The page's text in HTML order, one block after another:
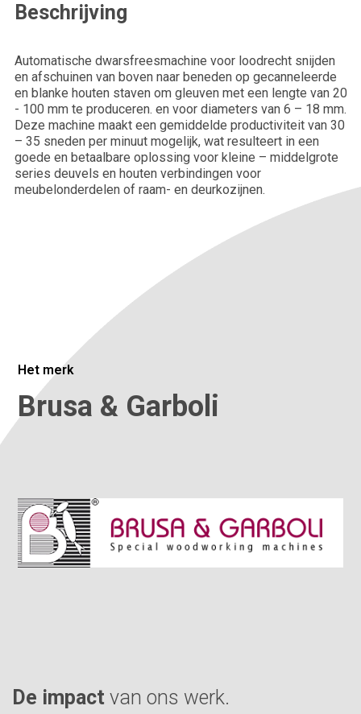
Achternaam*
Telefoonnummer*
Bedrijfsnaam*
Vertel ons meer over je situatie.
Beschrijving
Automatische dwarsfreesmachine voor loodrecht snijden
en afschuinen van boven naar beneden op gecanneleerde
en blanke houten staven om gleuven met een lengte van 20
- 100 mm te produceren. en voor diameters van 6 – 18 mm.
Deze machine maakt een gemiddelde productiviteit van 30
– 35 sneden per minuut mogelijk, wat resulteert in een
goede en betaalbare oplossing voor kleine – middelgrote
series deuvels en houten verbindingen voor
meubelonderdelen of raam- en deurkozijnen.
Het merk
Brusa & Garboli
De impact van ons werk.